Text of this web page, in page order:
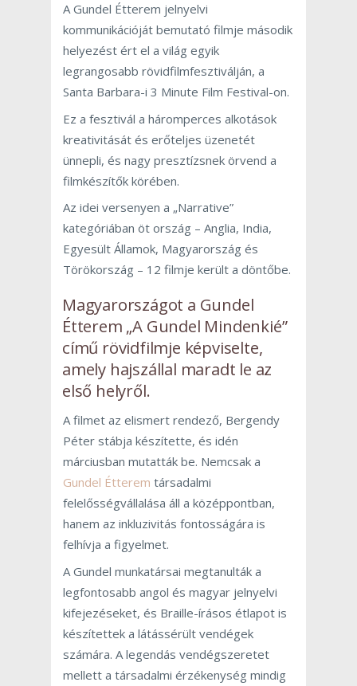
A Gundel Étterem jelnyelvi
kommunikációját bemutató filmje második
helyezést ért el a világ egyik
legrangosabb rövidfilmfesztiválján, a
Santa Barbara-i 3 Minute Film Festival-on.
Ez a fesztivál a háromperces alkotások
kreativitását és erőteljes üzenetét
ünnepli, és nagy presztízsnek örvend a
filmkészítők körében.
Az idei versenyen a „Narrative”
kategóriában öt ország – Anglia, India,
Egyesült Államok, Magyarország és
Törökország – 12 filmje került a döntőbe.
Magyarországot a Gundel
Étterem „A Gundel Mindenkié”
című rövidfilmje képviselte,
amely hajszállal maradt le az
első helyről.
A filmet az elismert rendező, Bergendy
Péter stábja készítette, és idén
márciusban mutatták be. Nemcsak a
Gundel Étterem társadalmi
felelősségvállalása áll a középpontban,
hanem az inkluzivitás fontosságára is
felhívja a figyelmet.
A Gundel munkatársai megtanulták a
legfontosabb angol és magyar jelnyelvi
kifejezéseket, és Braille-írásos étlapot is
készítettek a látássérült vendégek
számára. A legendás vendégszeretet
mellett a társadalmi érzékenység mindig